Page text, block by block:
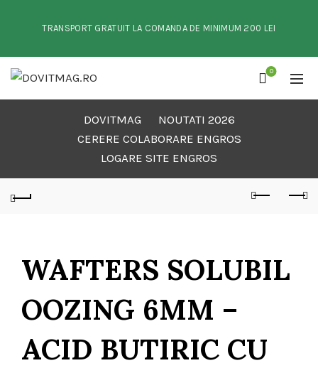
TRANSPORT GRATUIT LA COMANDA DE MINIMUM 200 LEI
0
DOVITMAG
NOUTATI 2026
CERERE COLABORARE ENGROS
LOGARE SITE ENGROS
WAFTERS SOLUBIL
OOZING 6MM –
ACID BUTIRIC CU